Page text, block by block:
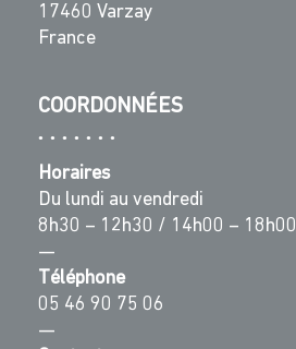
17460 Varzay
France
COORDONNÉES
Horaires
Du lundi au vendredi
8h30 – 12h30 / 14h00 – 18h00
—
Téléphone
05 46 90 75 06
—